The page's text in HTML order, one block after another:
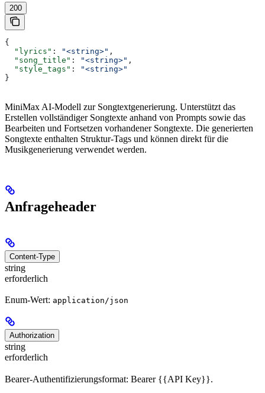
200
{
  "lyrics"
: "<string>" ,
  "song_title"
: "<string>" ,
  "style_tags"
:
"<string>"
}
MiniMax AI-Modell zur Songtextgenerierung. Unterstützt das
Erstellen vollständiger Songtexte anhand von Prompts sowie das
Bearbeiten und Fortsetzen vorhandener Songtexte. Die generierten
Songtexte enthalten Struktur-Tags und können direkt für die
Musikgenerierung verwendet werden.
Anfrageheader
Content-Type
string
erforderlich
Enum-Wert: application/json
Authorization
string
erforderlich
Bearer-Authentifizierungsformat: Bearer {{API Key}}.